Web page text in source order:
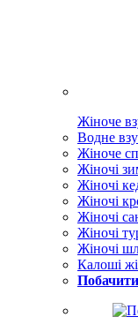
Жіноче
Водне
Жіноче
Жіночі
Жіночі
Жіночі
Жіночі
Жіночі
Жіночі
Калоші